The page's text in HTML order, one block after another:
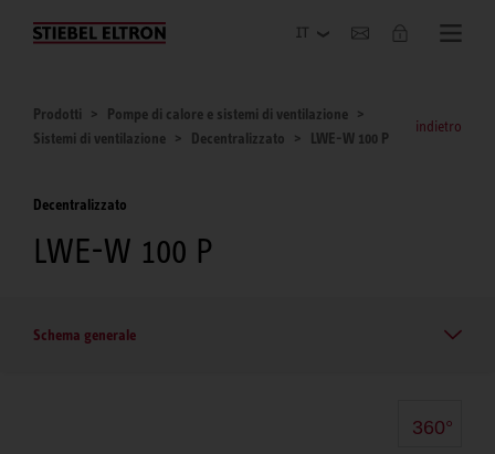
Azienda
Prodotti
Pompe di calore e sistemi di ventilazione
Sistemi di ventilazione
Decentralizzato LWE-W 100 P
indietro
Decentralizzato
LWE-W 100 P
Schema generale
360°